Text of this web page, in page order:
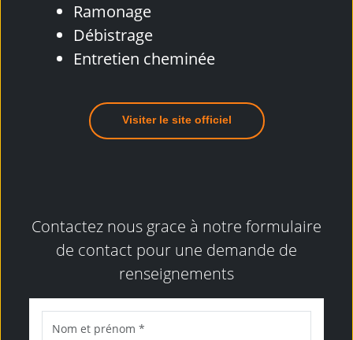
Ramonage
Débistrage
Entretien cheminée
Visiter le site officiel
Contactez nous grace à notre formulaire
de contact pour une demande de
renseignements